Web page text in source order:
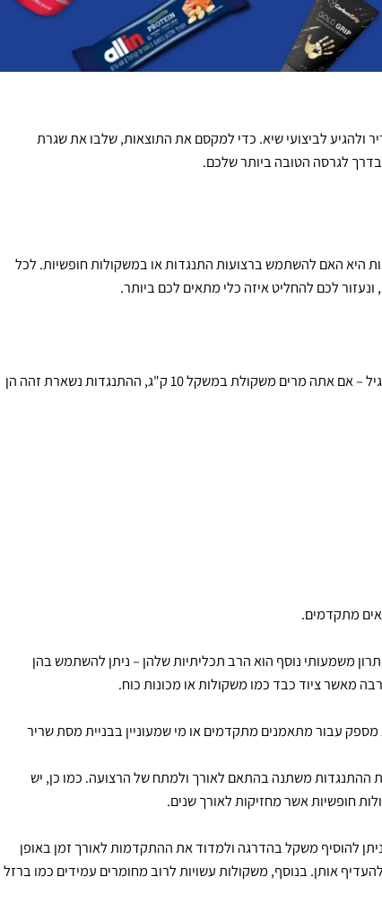
לביצועי שיא. כדי למקסם את התוצאות, שלבו את שגרת
האם להשתמש ברצועות התנגדות או במשקולות חופשיות. לכל
לכם להחליט איזה כלי מתאים לכם ביותר.
מתקדמים.
נוסף הוא הרב תכליתיות שלהן – ניתן להשתמש בהן
מאשר ציוד כבד כמו משקולות או מכונות כוח.
עבור מתאמנים מתקדמים או מי שמעוניין בבניית מסת שריר
משתנה בהתאם לאורך ולמתח של הרצועה. כמו כן, יש
חופשיות אשר מחזיקות לאורך שנים.
להוסיף משקל בהדרגה ולמדוד את ההתקדמות לאורך זמן באופן